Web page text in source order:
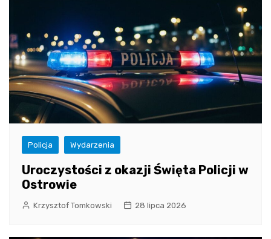
Policja Wydarzenia
Uroczystości z okazji Święta Policji w
Ostrowie
Krzysztof Tomkowski 28 lipca 2026